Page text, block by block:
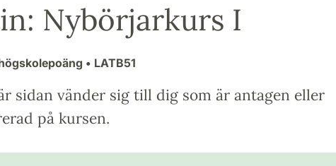
Nybörjarkurs I
• LATB51
sidan vänder sig till dig som är antagen eller
på kursen.